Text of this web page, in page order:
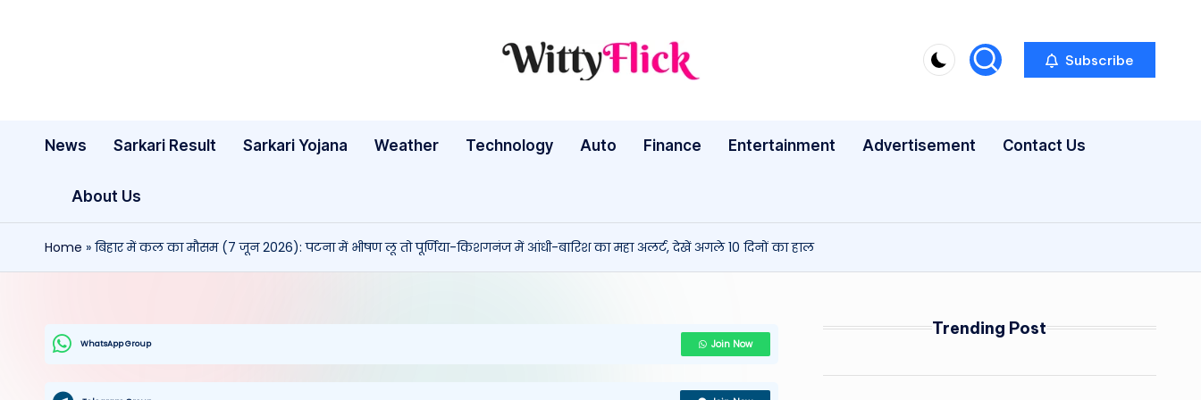
W
ty
ic
k:
WittyFlick:
Tech
Around
Subscribe
News Sarkari Result Sarkari Yojana Weather Technology Auto Finance Entertainment Advertisement Contact Us
About Us
Home » बिहार में कल का मौसम (7 जून 2026): पटना में भीषण लू तो पूर्णिया-किशगनंज में आंधी-बारिश का महा अलर्ट, देखें अगले 10 दिनों का हाल
WhatsApp Group Join Now
Trending Post